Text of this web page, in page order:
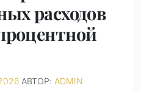
расходов
АВТОР: ADMIN